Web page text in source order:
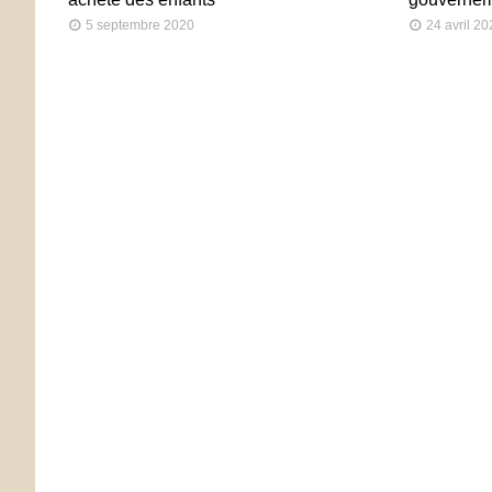
5 septembre 2020 24 avril